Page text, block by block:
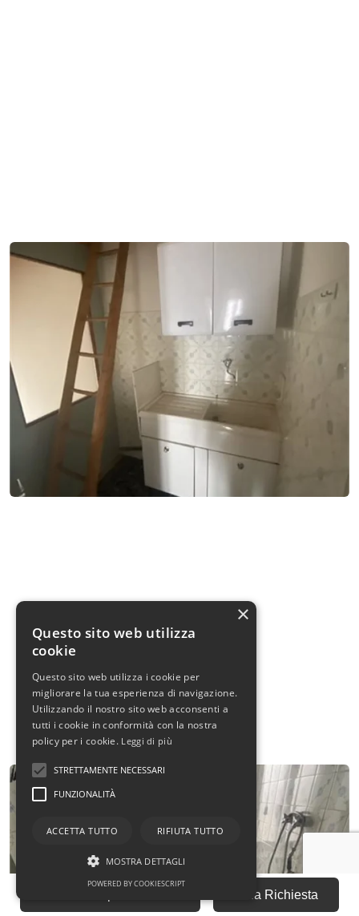
Invia Richiesta
×
Questo sito web utilizza
cookie
Questo sito web utilizza i cookie per
migliorare la tua esperienza di navigazione.
Utilizzando il nostro sito web acconsenti a
tutti i cookie in conformità con la nostra
policy per i cookie. Leggi di più
STRETTAMENTE NECESSARI
FUNZIONALITÀ
ACCETTA TUTTO RIFIUTA TUTTO
MOSTRA DETTAGLI
POWERED BY COOKIESCRIPT